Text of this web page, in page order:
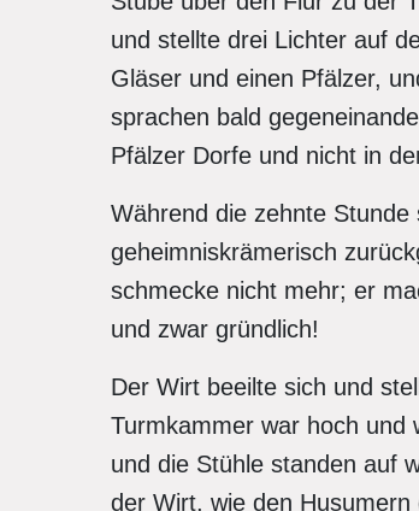
und stellte drei Lichter auf
Gläser und einen Pfälzer,
sprachen bald
Pfälzer Dorfe und nicht in
Während die zehnte
geheimniskrämerisch
schmecke nicht mehr; er
und zwar gründlich!
Der Wirt beeilte sich und
Turmkammer war hoch und
und die Stühle standen auf
der Wirt, wie den